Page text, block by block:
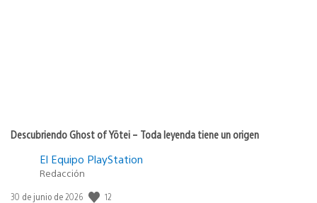
Descubriendo Ghost of Yōtei – Toda leyenda tiene un origen
El Equipo PlayStation
Redacción
Fecha
30 de junio de 2026 12